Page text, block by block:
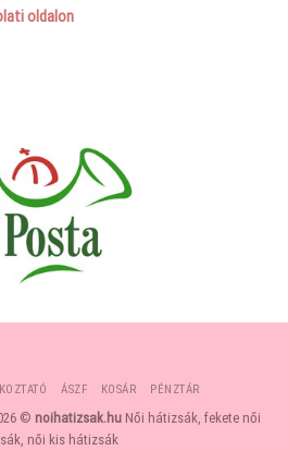
oldalon
ÁSZF KOSÁR PÉNZTÁR
© noihatizsak.hu Női hátizsák, fekete női
női kis hátizsák